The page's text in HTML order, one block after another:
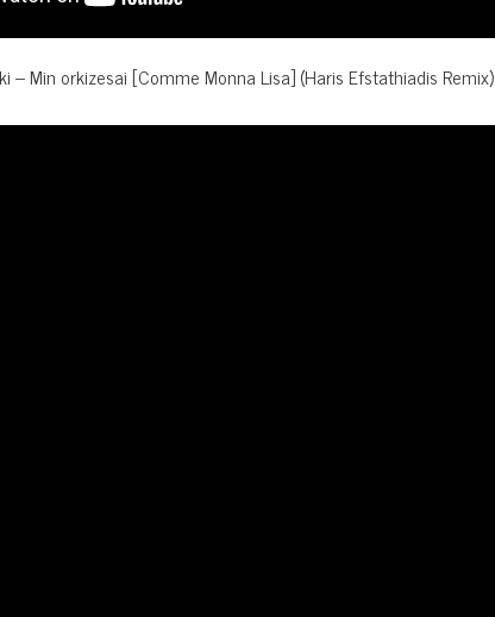
– Min orkizesai [Comme Monna Lisa] (Haris Efstathiadis Remix)